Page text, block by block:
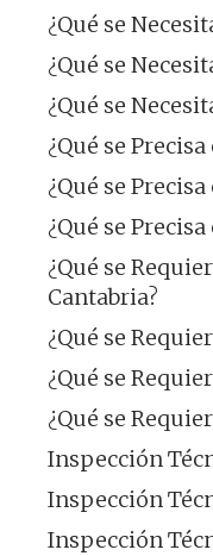
¿Qué se
¿Qué se
¿Qué se
¿Qué se
¿Qué se
¿Qué se
¿Qué se
Cantabria?
¿Qué se
¿Qué se
¿Qué se
Inspección
Inspección
Inspección